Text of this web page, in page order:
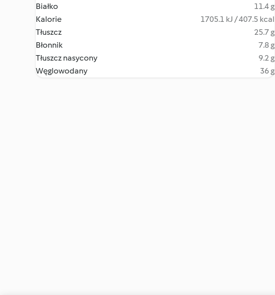
Białko
11.4 g
Kalorie
1705.1 kJ / 407.5 kcal
Tłuszcz
25.7 g
Błonnik
7.8 g
Tłuszcz nasycony
9.2 g
Węglowodany
36 g